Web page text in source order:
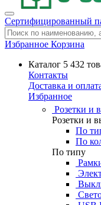
Сертифицированный
Избранное Корзина
Каталог 5 432
Контакты
Доставка и
Избранное
Розетки и
Розетки и
По
По
По типу